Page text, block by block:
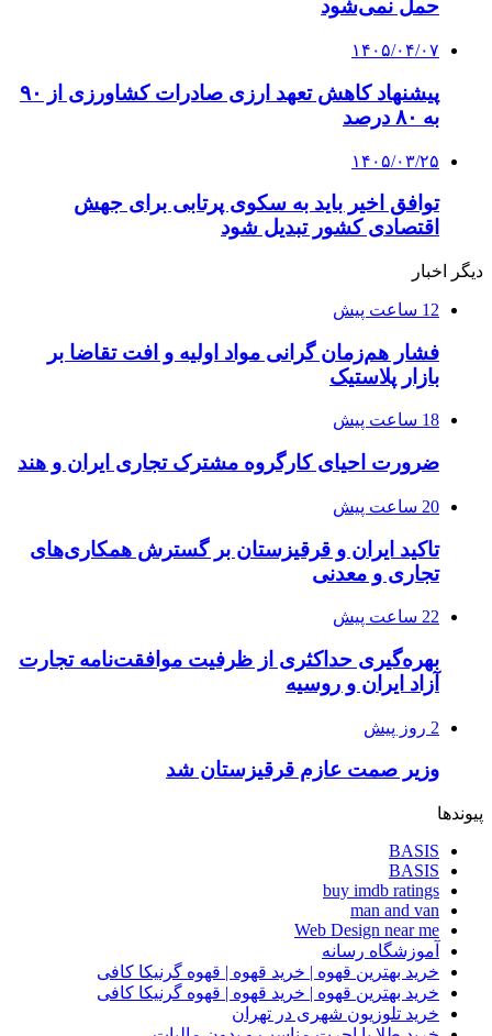
حمل نمی‌شود
۱۴۰۵/۰۴/۰۷
پیشنهاد کاهش تعهد ارزی صادرات کشاورزی از ۹۰
به ۸۰ درصد
۱۴۰۵/۰۳/۲۵
توافق اخیر باید به سکوی پرتابی برای جهش
اقتصادی کشور تبدیل شود
دیگر اخبار
12 ساعت پیش
فشار هم‌زمان گرانی مواد اولیه و افت تقاضا بر
بازار پلاستیک
18 ساعت پیش
ضرورت احیای کارگروه مشترک تجاری ایران و هند
20 ساعت پیش
تاکید ایران و قرقیزستان بر گسترش همکاری‌های
تجاری و معدنی
22 ساعت پیش
بهره‌گیری حداکثری از ظرفیت موافقت‌نامه تجارت
آزاد ایران و روسیه
2 روز پیش
وزیر صمت عازم قرقیزستان شد
پیوندها
BASIS
BASIS
buy imdb ratings
man and van
Web Design near me
آموزشگاه رسانه
خرید بهترین قهوه | خرید قهوه | قهوه گرنیکا کافی
خرید بهترین قهوه | خرید قهوه | قهوه گرنیکا کافی
خرید تلوزیون شهری در تهران